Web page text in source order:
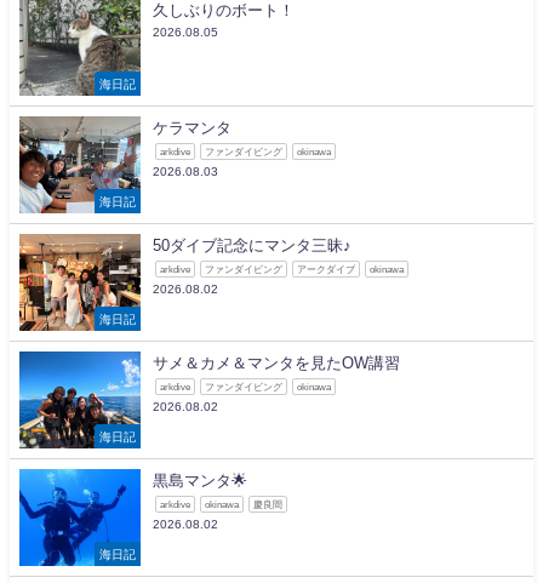
海日記
久しぶりのボート！
2026.08.05
海日記
ケラマンタ
arkdive ファンダイビング okinawa
2026.08.03
海日記
50ダイブ記念にマンタ三昧♪
arkdive ファンダイビング アークダイブ okinawa
2026.08.02
海日記
サメ＆カメ＆マンタを見たOW講習
arkdive ファンダイビング okinawa
2026.08.02
海日記
黒島マンタ🌟
arkdive okinawa 慶良間
2026.08.02